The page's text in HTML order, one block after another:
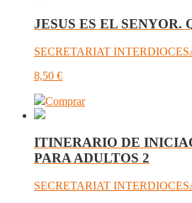
JESUS ES EL SENYOR.
SECRETARIAT
8,50 €
Comprar
ITINERARIO DE
PARA ADULTOS 2
SECRETARIAT